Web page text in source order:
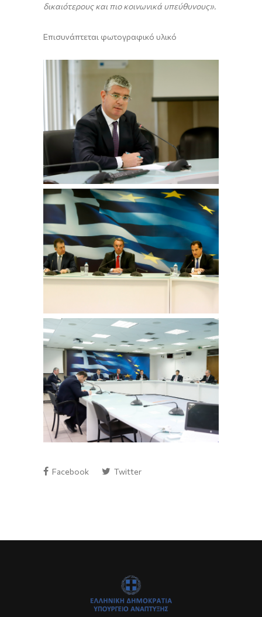
δικαιότερους και πιο κοινωνικά υπεύθυνους».
Επισυνάπτεται φωτογραφικό υλικό
Facebook Twitter